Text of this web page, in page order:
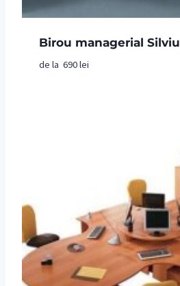
Birou managerial Silviu
de la 690lei